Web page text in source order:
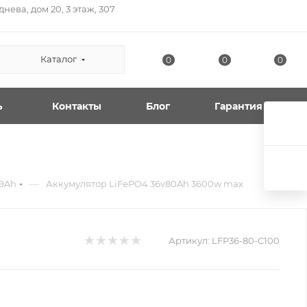
дом 20, 3 этаж, 307
Каталог 0 0 0
Контакты Блог Гарантия
— Аккумулятор LiFePO4 36v80Ah 3600w max
Артикул: LFP36-80-C100